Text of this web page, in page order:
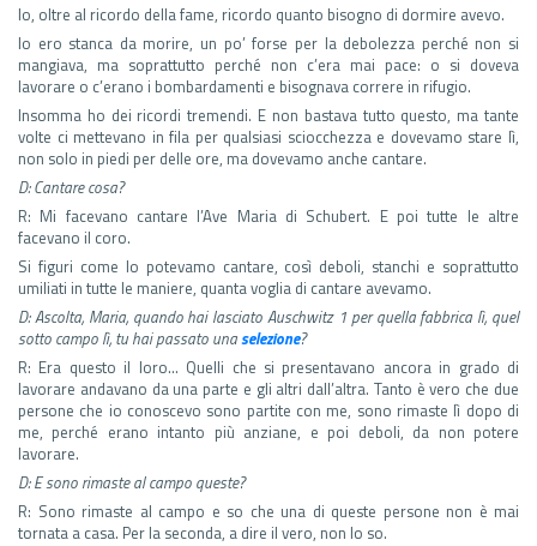
Io, oltre al ricordo della fame, ricordo quanto bisogno di dormire avevo.
Io ero stanca da morire, un po’ forse per la debolezza perché non si
mangiava, ma soprattutto perché non c’era mai pace: o si doveva
lavorare o c’erano i bombardamenti e bisognava correre in rifugio.
Insomma ho dei ricordi tremendi. E non bastava tutto questo, ma tante
volte ci mettevano in fila per qualsiasi sciocchezza e dovevamo stare lì,
non solo in piedi per delle ore, ma dovevamo anche cantare.
D: Cantare cosa?
R: Mi facevano cantare l’Ave Maria di Schubert. E poi tutte le altre
facevano il coro.
Si figuri come lo potevamo cantare, così deboli, stanchi e soprattutto
umiliati in tutte le maniere, quanta voglia di cantare avevamo.
D: Ascolta, Maria, quando hai lasciato Auschwitz 1 per quella fabbrica lì, quel
sotto campo lì, tu hai passato unaselezione?
R: Era questo il loro… Quelli che si presentavano ancora in grado di
lavorare andavano da una parte e gli altri dall’altra. Tanto è vero che due
persone che io conoscevo sono partite con me, sono rimaste lì dopo di
me, perché erano intanto più anziane, e poi deboli, da non potere
lavorare.
D: E sono rimaste al campo queste?
R: Sono rimaste al campo e so che una di queste persone non è mai
tornata a casa. Per la seconda, a dire il vero, non lo so.